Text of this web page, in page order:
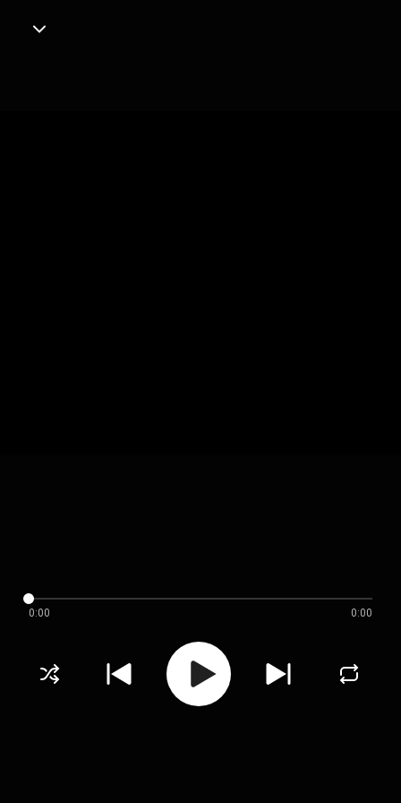
0:00 0:00